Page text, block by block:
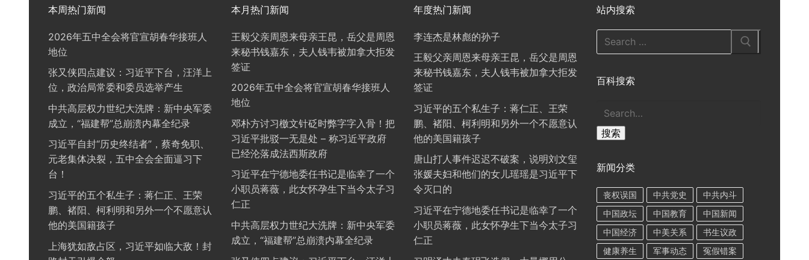
本周热门新闻
2026年五中全会将官宣胡春华接班人
地位
张又侠四点建议：习近平下台，汪洋上
位，政治局常委和委员选举产生
中共高层权力世纪大洗牌：新中央军委
成立，“福建帮”总崩溃内幕全纪录
习近平自封“历史终结者”，蔡奇免职、
元老集体决裂，五中全会全面逼习下
台！
习近平的五个私生子：蒋仁正、王荣
鹏、褚阳、柯利明和另外一个不愿意认
他的美国籍孩子
上海犹如敌占区，习近平如临大敌！封
本月热门新闻
王毅父亲周恩来母亲王昆，岳父是周恩
来秘书钱嘉东，夫人钱韦被加拿大拒发
签证
2026年五中全会将官宣胡春华接班人
地位
邓朴方讨习檄文针砭时弊字字入骨！把
习近平批驳一无是处 – 称习近平政府
已经沦落成法西斯政府
习近平在宁德地委任书记是临幸了一个
小职员蒋薇，此女怀孕生下当今太子习
仁正
中共高层权力世纪大洗牌：新中央军委
成立，“福建帮”总崩溃内幕全纪录
年度热门新闻
李连杰是林彪的孙子
王毅父亲周恩来母亲王昆，岳父是周恩
来秘书钱嘉东，夫人钱韦被加拿大拒发
签证
习近平的五个私生子：蒋仁正、王荣
鹏、褚阳、柯利明和另外一个不愿意认
他的美国籍孩子
唐山打人事件迟迟不破案，说明刘文玺
张媛夫妇和他们的女儿瑶瑶是习近平下
令灭口的
习近平在宁德地委任书记是临幸了一个
小职员蒋薇，此女怀孕生下当今太子习
仁正
站内搜索
Search
for:
百科搜索
搜
搜索
新闻分类
丧权误国 中共党史
中共内斗
中国政坛
中国教育
中国新闻
中国经济
中美关系
书生议政
健康养生
军事动态 冤假错案